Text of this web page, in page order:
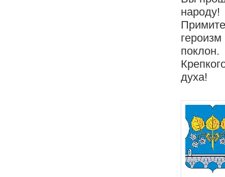
народу!
поклон.
духа!